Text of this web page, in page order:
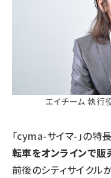
エイチーム 執行
「cyma-サイマ-」の特
転車をオンラインで販
前後のシティサイクル